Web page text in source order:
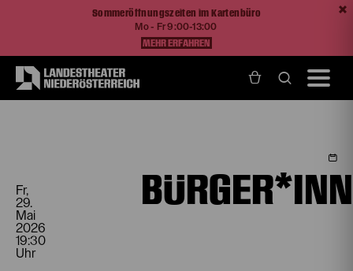
Sommeröffnungszeiten im Kartenbüro
Mo - Fr 9:00-13:00
MEHR ERFAHREN
Fr,
29.
Mai
2026
19:30
Uhr